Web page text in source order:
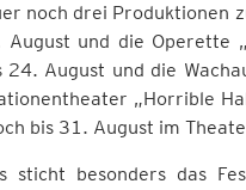
noch drei Produktionen
August und die Operette
24. August und die
„Horrible
bis 31. August im
sticht besonders das